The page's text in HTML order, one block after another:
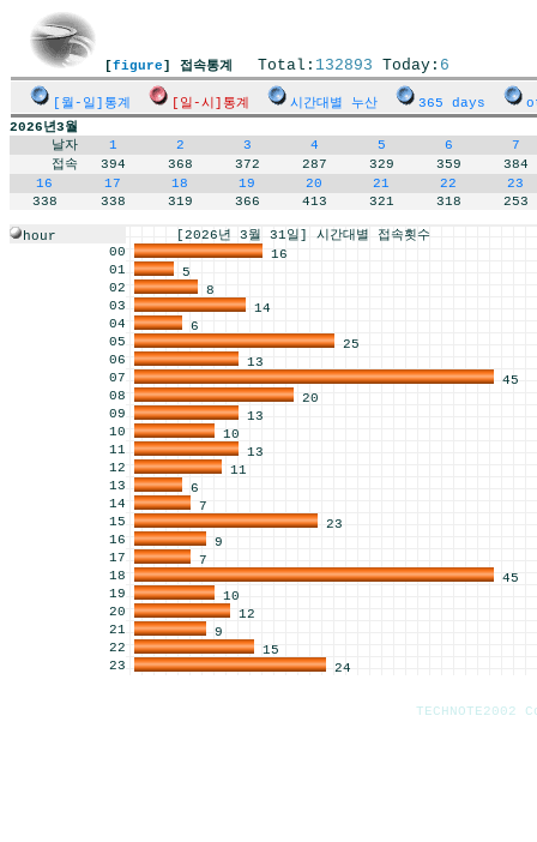
[figure] 접속통계 Total: 132893 Today: 6
[월-일]통계 [일-시]통계 시간대별 누산 365 days
2026년3월
날자
1 2 3 4 5 6
7
접속
394 368 372 287 329 359
384
16
17 18 19 20 21 22
23
338
338 319 366 413 321 318 253
hour
[2026년 3월 31일] 시간대별 접속횟수
00
16
01
5
02
8
03
14
04
6
05
25
06
13
07
45
08
20
09
13
10
10
11
13
12
11
13
6
14
7
15
23
16
9
17
7
18
45
19
10
20
12
21
9
22
15
23
24